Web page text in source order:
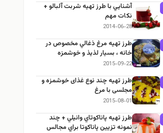
آشنايي با طرز تهيه شربت آلبالو +
نكات مهم
2014-06-28
طرز تهيه مرغ ذغالي مخصوص در
خانه ، بسيار لذيذ و خوشمزه
2015-09-22
طرز تهيه چند نوع غذای خوشمزه و
مجلسی با مرغ
2015-08-01
طرز تهيه پاناكوتاي وانيلي + چند
نمونه تزيين پاناكوتا براي مجالس